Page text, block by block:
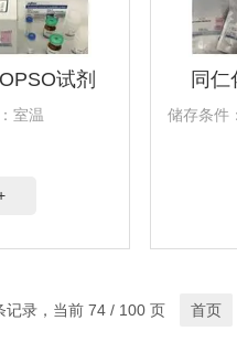
试剂
室温
同
储存条件
记录，当前 74 / 100 页 首页